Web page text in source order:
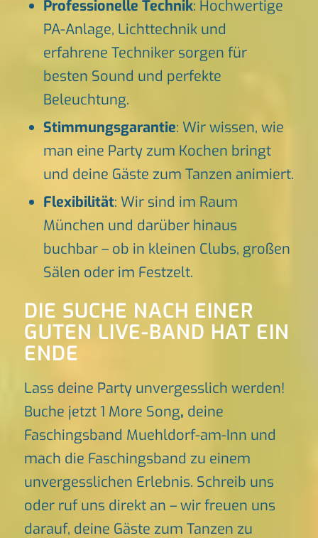
Professionelle Technik: Hochwertige
PA-Anlage, Lichttechnik und
erfahrene Techniker sorgen für
besten Sound und perfekte
Beleuchtung.
Stimmungsgarantie: Wir wissen, wie
man eine Party zum Kochen bringt
und deine Gäste zum Tanzen animiert.
Flexibilität: Wir sind im Raum
München und darüber hinaus
buchbar – ob in kleinen Clubs, großen
Sälen oder im Festzelt.
DIE SUCHE NACH EINER
GUTEN LIVE-BAND HAT EIN
ENDE
Lass deine Party unvergesslich werden!
Buche jetzt 1 More Song, deine
Faschingsband Muehldorf-am-Inn und
mach die Faschingsband zu einem
unvergesslichen Erlebnis. Schreib uns
oder ruf uns direkt an – wir freuen uns
darauf, deine Gäste zum Tanzen zu